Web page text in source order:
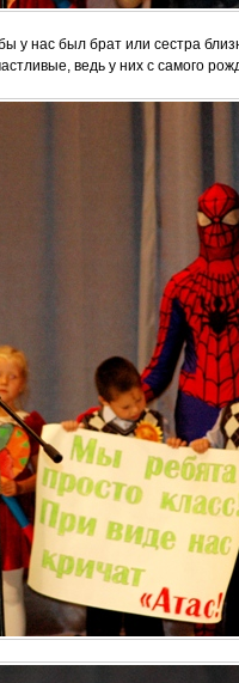
у нас был брат или сестра
ведь у них с самого